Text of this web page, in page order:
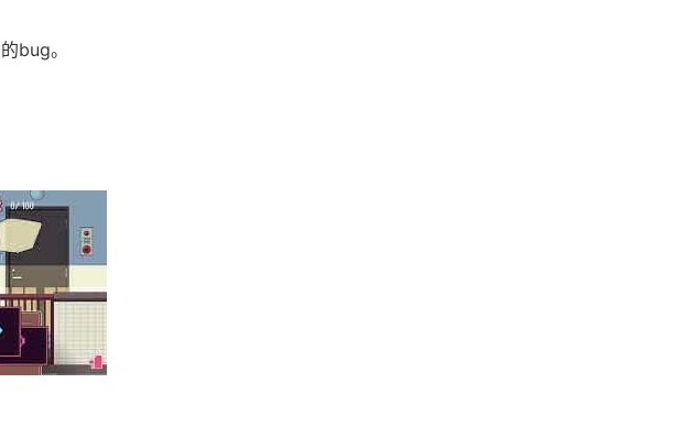
bug。